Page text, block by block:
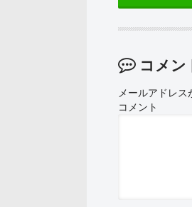
コメン
メールアドレス
コメント